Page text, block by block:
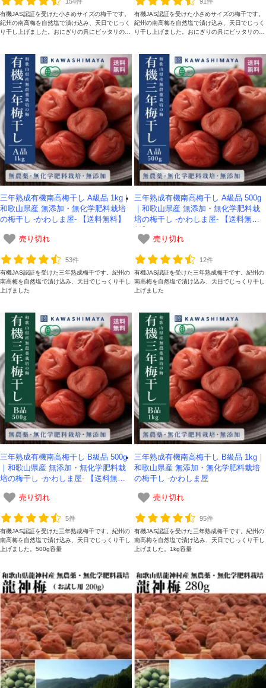
有機JAS認証を受けた小さめサイズの梅干です。
紀州の南高梅を自然塩で漬け込み、天日でじっく
り干し上げました。おにぎりの具にピッタリの梅
有機JAS認証を受けた小さめサイズの梅干です。
紀州の南高梅を自然塩で漬け込み、天日でじっく
り干し上げました。おにぎりの具にピッタリの梅
三年熟成有機南高梅干し A級品 1kg｜
和歌山県産 無添加・無化学肥料栽培
の梅干し -かわしま屋- 【送料無料】
売り切れ
53件
有機JAS認証を受けた三年熟成梅干です。紀州の
南高梅を自然塩で漬け込み、天日でじっくり干し
上げました
三年熟成有機南高梅干し A級品 500g
｜和歌山県産 無添加・無化学肥料栽
培の梅干し -かわしま屋- 【送料無
売り切れ
12件
有機JAS認証を受けた三年熟成梅干です。紀州の
南高梅を自然塩で漬け込み、天日でじっくり干し
上げました
三年熟成有機南高梅干し B級品 500g
｜和歌山県産 無添加・無化学肥料栽
培の梅干し -かわしま屋- 【送料無
売り切れ
5件
有機JAS認証を受けた三年熟成梅干です。紀州の
南高梅を自然塩で漬け込み、天日でじっくり干し
上げました。500g容量
三年熟成有機南高梅干し B級品 1kg｜
和歌山県産 無添加・無化学肥料栽培
の梅干し -かわしま屋
売り切れ
95件
有機JAS認証を受けた三年熟成梅干です。紀州の
南高梅を自然塩で漬け込み、天日でじっくり干し
上げました。1kg容量
対象者：かわしま屋で初めてお買い物をされる方
ご利用回数：お一人様1回限り
※他のクーポンとの併用はできません
クーポンのご利用方法はこちら >>